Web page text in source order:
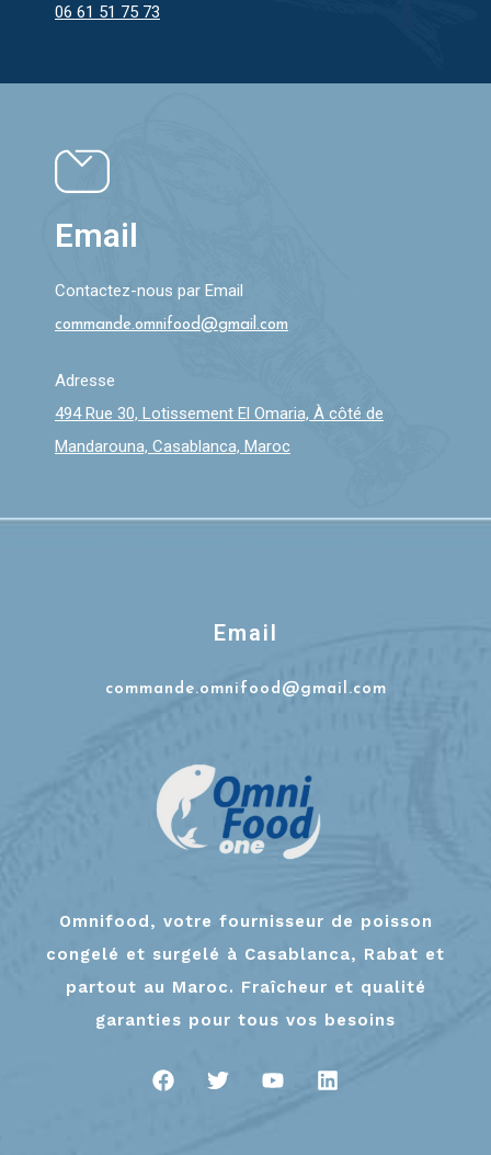
06 61 51 75 73
Email
Contactez-nous par Email
commande.omnifood@gmail.com
Adresse
494 Rue 30, Lotissement El Omaria, À côté de
Mandarouna, Casablanca, Maroc
Email
commande.omnifood@gmail.com
Omnifood, votre fournisseur de poisson
congelé et surgelé à Casablanca, Rabat et
partout au Maroc. Fraîcheur et qualité
garanties pour tous vos besoins